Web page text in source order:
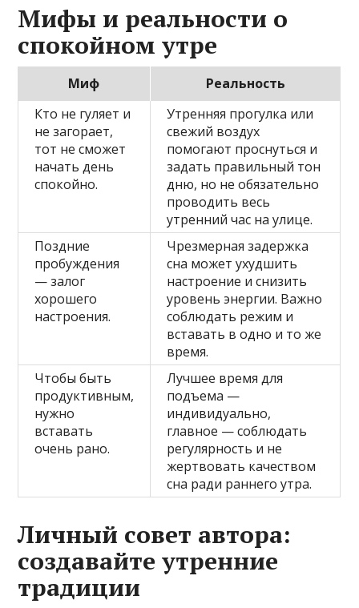
Мифы и реальности о
спокойном утре
Миф
Реальность
Кто не гуляет и
не загорает,
тот не сможет
начать день
спокойно.
Утренняя прогулка или
свежий воздух
помогают проснуться и
задать правильный тон
дню, но не обязательно
проводить весь
утренний час на улице.
Поздние
пробуждения
— залог
хорошего
настроения.
Чрезмерная задержка
сна может ухудшить
настроение и снизить
уровень энергии. Важно
соблюдать режим и
вставать в одно и то же
время.
Чтобы быть
продуктивным,
нужно
вставать
очень рано.
Лучшее время для
подъема —
индивидуально,
главное — соблюдать
регулярность и не
жертвовать качеством
сна ради раннего утра.
Личный совет автора:
создавайте утренние
традиции